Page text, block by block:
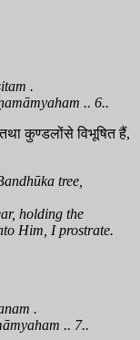
.
.. 6..
कुण्डलोंसे विभूषित हैं,
tree,
holding the
Him, I prostrate.
.
.. 7..